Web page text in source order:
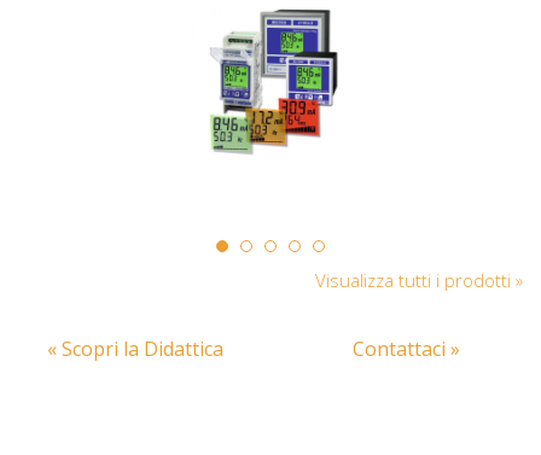
Visualizza tutti i prodotti »
« Scopri la Didattica Contattaci »